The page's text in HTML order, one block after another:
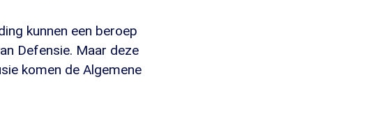
kunnen een beroep
Defensie. Maar deze
komen de Algemene